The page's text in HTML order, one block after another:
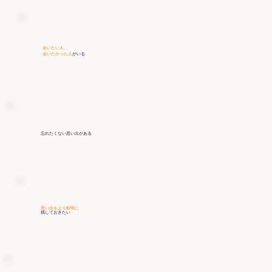
会いたい人、
会いたかった人がいる
思い出をより鮮明に
残しておきたい
忘れたくない思い出がある